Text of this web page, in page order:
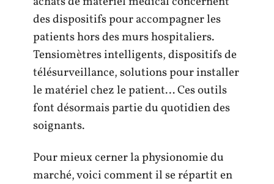
des dispositifs pour accompagner les
patients hors des murs hospitaliers.
Tensiomètres intelligents, dispositifs de
télésurveillance, solutions pour installer
le matériel chez le patient… Ces outils
font désormais partie du quotidien des
soignants.
Pour mieux cerner la physionomie du
marché, voici comment il se répartit en